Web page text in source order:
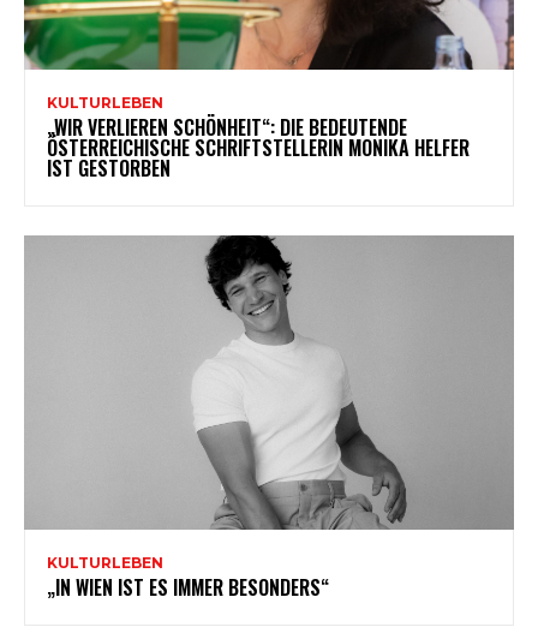
KULTURLEBEN
„WIR VERLIEREN SCHÖNHEIT“: DIE BEDEUTENDE
ÖSTERREICHISCHE SCHRIFTSTELLERIN MONIKA HELFER
IST GESTORBEN
KULTURLEBEN
„IN WIEN IST ES IMMER BESONDERS“